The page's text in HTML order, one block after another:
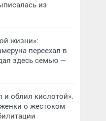
из
жизни»:
переехал в
здесь семью —
и облил кислотой».
о жестоком